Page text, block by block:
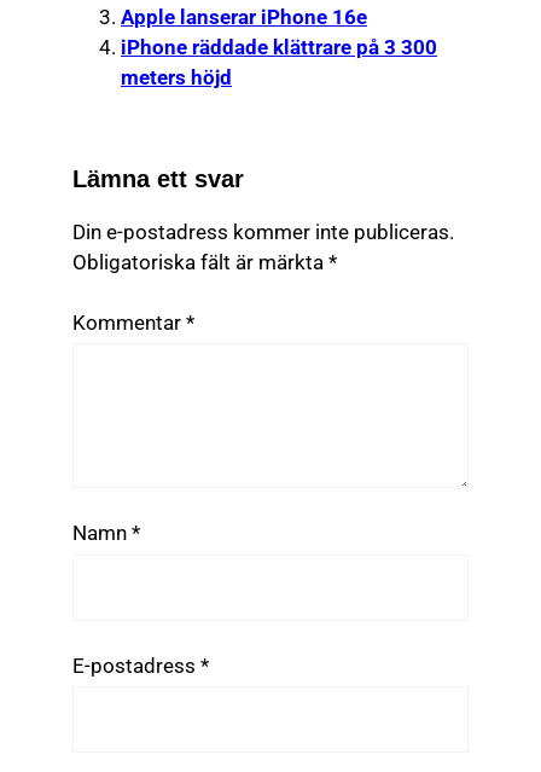
Apple lanserar iPhone 16e
iPhone räddade klättrare på 3 300
meters höjd
Lämna ett svar
Din e-postadress kommer inte publiceras.
Obligatoriska fält är märkta *
Kommentar *
Namn *
E-postadress *